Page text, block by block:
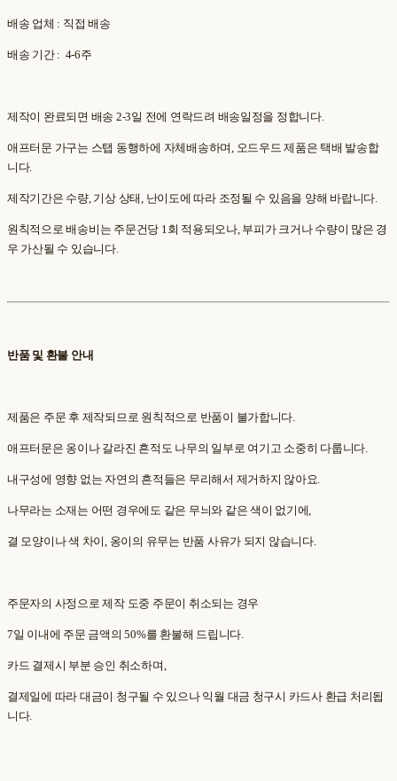
배송 업체 : 직접 배송
배송 기간 : 4-6주
제작이 완료되면 배송 2-3일 전에 연락드려 배송일정을 정합니다.
애프터문 가구는 스탭 동행하에 자체배송하며, 오드우드 제품은 택배 발송합
니다.
제작기간은 수량, 기상 상태, 난이도에 따라 조정될 수 있음을 양해 바랍니다.
원칙적으로 배송비는 주문건당 1회 적용되오나, 부피가 크거나 수량이 많은 경
우 가산될 수 있습니다.
반품 및 환불 안내
제품은 주문 후 제작되므로 원칙적으로 반품이 불가합니다.
애프터문은 옹이나 갈라진 흔적도 나무의 일부로 여기고 소중히 다룹니다.
내구성에 영향 없는 자연의 흔적들은 무리해서 제거하지 않아요.
나무라는 소재는 어떤 경우에도 같은 무늬와 같은 색이 없기에,
결 모양이나 색 차이, 옹이의 유무는 반품 사유가 되지 않습니다.
주문자의 사정으로 제작 도중 주문이 취소되는 경우
7일 이내에 주문 금액의 50%를 환불해 드립니다.
카드 결제시 부분 승인 취소하며,
결제일에 따라 대금이 청구될 수 있으나 익월 대금 청구시 카드사 환급 처리됩
니다.